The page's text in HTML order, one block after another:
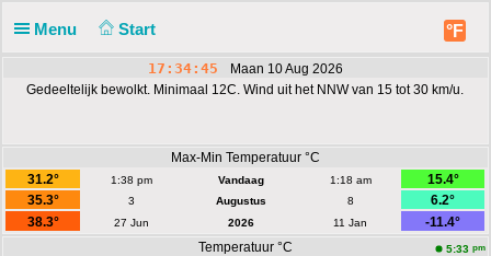
Menu Start °F
17:34:45
Maan 10 Aug 2026
Gedeeltelijk bewolkt. Minimaal 12C. Wind uit het NNW van 15 tot 30 km/u.
Max-Min Temperatuur °C
31.2°
1:38 pm Vandaag 1:18 am
15.4°
35.3°
3 Augustus 8
6.2°
38.3°
27 Jun 2026 11 Jan
-11.4°
Temperatuur °C
5:33 pm